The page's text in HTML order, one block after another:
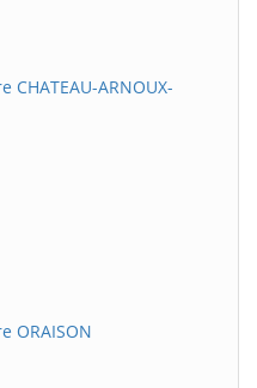
ARNOUX-
ORAISON